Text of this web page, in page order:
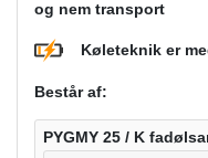
og nem transport
Køleteknik er
Består af:
PYGMY 25 / K